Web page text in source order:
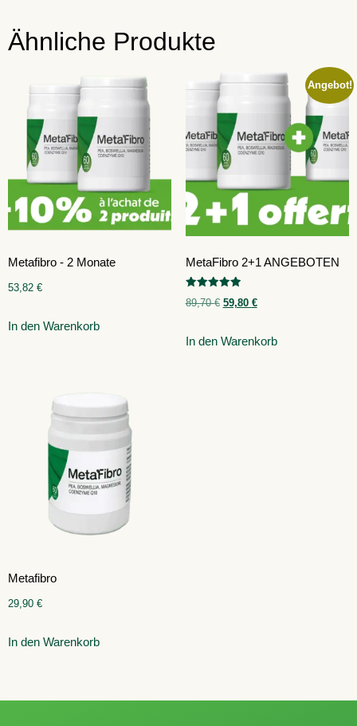
Ähnliche Produkte
Metafibro - 2 Monate
53,82 €
In den Warenkorb
Angebot!
MetaFibro 2+1 ANGEBOTEN
Bewertet
mit
89,70€ 59,80 €
In den Warenkorb
Metafibro
29,90 €
In den Warenkorb